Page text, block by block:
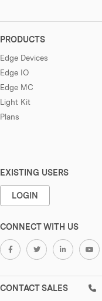
PRODUCTS
Edge Devices
Edge IO
Edge MC
Light Kit
Plans
EXISTING USERS
LOGIN
CONNECT WITH US
CONTACT SALES